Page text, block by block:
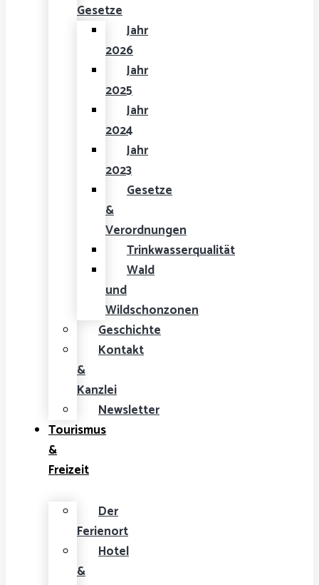
Gesetze
Jahr
2026
Jahr
2025
Jahr
2024
Jahr
2023
Gesetze
&
Verordnungen
Trinkwasserqualität
Wald
und
Wildschonzonen
Geschichte
Kontakt
&
Kanzlei
Newsletter
Tourismus
&
Freizeit
Der
Ferienort
Hotel
&